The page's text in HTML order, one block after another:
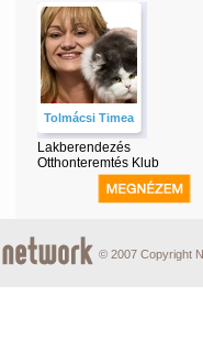
Tolmácsi Timea
Lakberendezés
Otthonteremtés Klub
© 2007 Copyright